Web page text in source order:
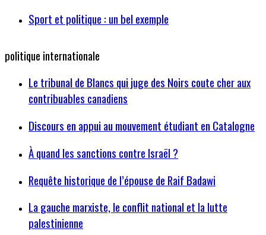
Sport et politique : un bel exemple
politique internationale
Le tribunal de Blancs qui juge des Noirs coute cher aux
contribuables canadiens
Discours en appui au mouvement étudiant en Catalogne
À quand les sanctions contre Israël ?
Requête historique de l’épouse de Raif Badawi
La gauche marxiste, le conflit national et la lutte
palestinienne